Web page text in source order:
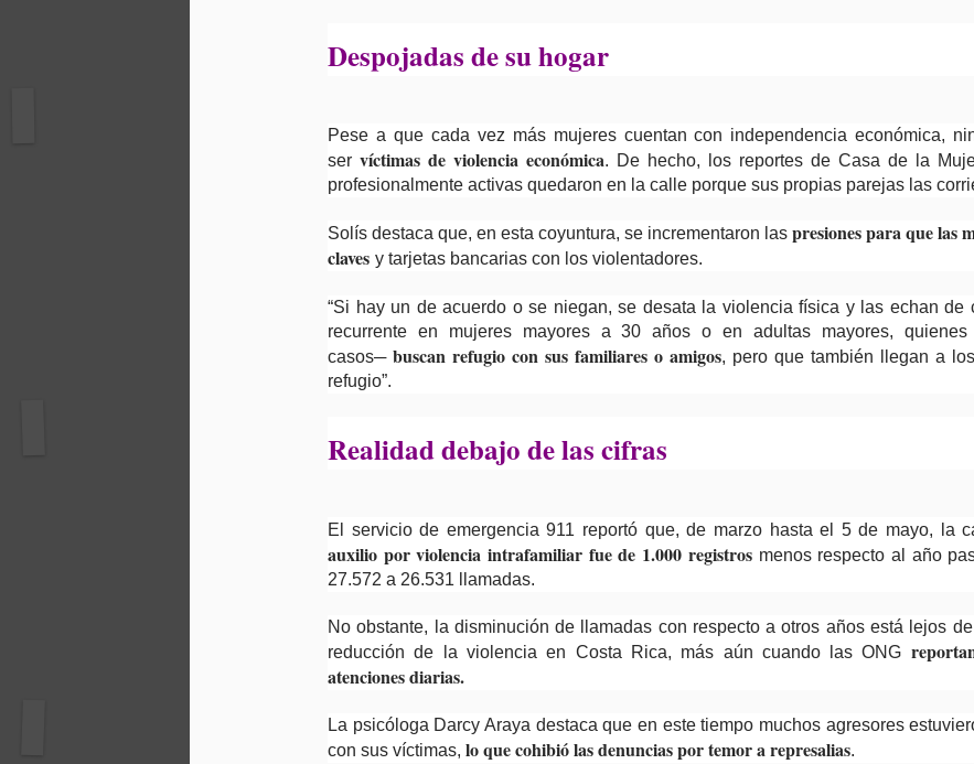
Despojadas de su hogar
Pese a que cada vez más mujeres cuentan con independencia económica,
ser víctimas de violencia económica. De hecho, los reportes de Casa de la
profesionalmente activas quedaron en la calle porque sus propias parejas las
Solís destaca que, en esta coyuntura, se incrementaron las presiones para que las
claves y tarjetas bancarias con los violentadores.
“Si hay un de acuerdo o se niegan, se desata la violencia física y las echan de
recurrente en mujeres mayores a 30 años o en adultas mayores,
casos─ buscan refugio con sus familiares o amigos, pero que también llegan a
refugio”.
Realidad debajo de las cifras
El servicio de emergencia 911 reportó que, de marzo hasta el 5 de mayo, la
auxilio por violencia intrafamiliar fue de 1.000 registrosmenos respecto al año
27.572 a 26.531 llamadas.
No obstante, la disminución de llamadas con respecto a otros años está lejos
reducción de la violencia en Costa Rica, más aún cuando las ONG
atenciones diarias.
La psicóloga Darcy Araya destaca que en este tiempo muchos agresores
con sus víctimas, lo que cohibió las denuncias por temor a represalias.